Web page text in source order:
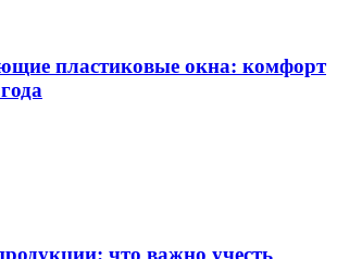
пластиковые окна: комфорт
что важно учесть